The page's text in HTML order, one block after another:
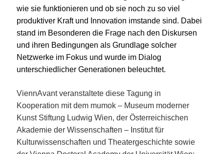
wie sie funktionieren und ob sie noch zu so viel
produktiver Kraft und Innovation imstande sind. Dabei
stand im Besonderen die Frage nach den Diskursen
und ihren Bedingungen als Grundlage solcher
Netzwerke im Fokus und wurde im Dialog
unterschiedlicher Generationen beleuchtet.
ViennAvant veranstaltete diese Tagung in
Kooperation mit dem mumok – Museum moderner
Kunst Stiftung Ludwig Wien, der Österreichischen
Akademie der Wissenschaften – Institut für
Kulturwissenschaften und Theatergeschichte sowie